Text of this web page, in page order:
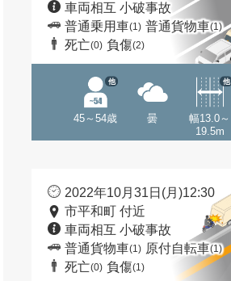
車両相互 小破事故
普通乗用車(1) 普通貨物車(1)
死亡(0) 負傷(2)
45～54歳
他
曇
幅13.0～
19.5m
他
2022年10月31日(月)12:30
市平和町 付近
車両相互 小破事故
普通貨物車(1) 原付自転車(1)
死亡(0) 負傷(1)